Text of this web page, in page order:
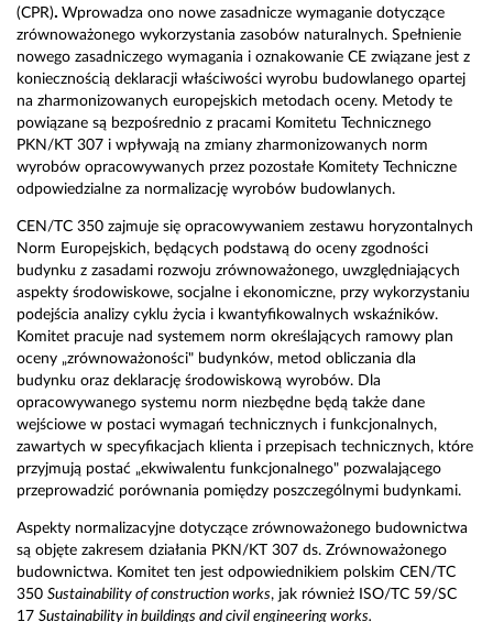
(CPR). Wprowadza ono nowe zasadnicze wymaganie dotyczące
zrównoważonego wykorzystania zasobów naturalnych. Spełnienie
nowego zasadniczego wymagania i oznakowanie CE związane jest z
koniecznością deklaracji właściwości wyrobu budowlanego opartej
na zharmonizowanych europejskich metodach oceny. Metody te
powiązane są bezpośrednio z pracami Komitetu Technicznego
PKN/KT 307 i wpływają na zmiany zharmonizowanych norm
wyrobów opracowywanych przez pozostałe Komitety Techniczne
odpowiedzialne za normalizację wyrobów budowlanych.
CEN/TC 350 zajmuje się opracowywaniem zestawu horyzontalnych
Norm Europejskich, będących podstawą do oceny zgodności
budynku z zasadami rozwoju zrównoważonego, uwzględniających
aspekty środowiskowe, socjalne i ekonomiczne, przy wykorzystaniu
podejścia analizy cyklu życia i kwantyfikowalnych wskaźników.
Komitet pracuje nad systemem norm określających ramowy plan
oceny „zrównoważoności" budynków, metod obliczania dla
budynku oraz deklarację środowiskową wyrobów. Dla
opracowywanego systemu norm niezbędne będą także dane
wejściowe w postaci wymagań technicznych i funkcjonalnych,
zawartych w specyfikacjach klienta i przepisach technicznych, które
przyjmują postać „ekwiwalentu funkcjonalnego" pozwalającego
przeprowadzić porównania pomiędzy poszczególnymi budynkami.
Aspekty normalizacyjne dotyczące zrównoważonego budownictwa
są objęte zakresem działania PKN/KT 307 ds. Zrównoważonego
budownictwa. Komitet ten jest odpowiednikiem polskim CEN/TC
350 Sustainability of construction works, jak również ISO/TC 59/SC
17 Sustainability in buildings and civil engineering works.